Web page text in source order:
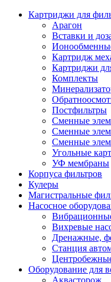
Картриджи для
Арагон
Вставки и
Картридж
Картриджи
Комплекты
Постфильтры
Сменные
Сменные
Сменные
Угольные
УФ мембраны
Корпуса фильтров
Кулеры
Магистральные
Насосное
Вихревые
Дренажные,
Станция
Оборудование для
Аквасторож